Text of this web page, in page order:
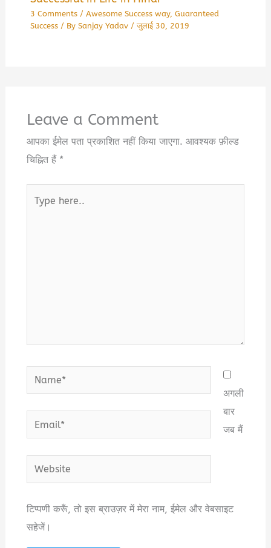
3 Comments / Awesome Success way, Guaranteed
Success/ By Sanjay Yadav /जुलाई 30, 2019
Leave a Comment
आपका ईमेल पता प्रकाशित नहीं किया जाएगा. आवश्यक फ़ील्ड
चिह्नित हैं *
here..
Name*
Email*
Website
अगली
बार
जब मैं
टिप्पणी करूँ, तो इस ब्राउज़र में मेरा नाम, ईमेल और वेबसाइट
सहेजें।